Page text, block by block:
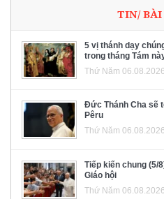
TIN/
5 vị thánh dạy
trong tháng Tám
Thứ Năm 06.08.2026
Đức Thánh Cha sẽ
Pêru
Thứ Năm 06.08.2026
Tiếp kiến chung (5/
Giáo hội
Thứ Năm 06.08.2026